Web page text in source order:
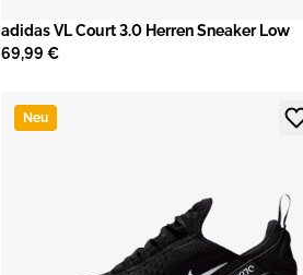
adidas VL Court 3.0 Herren Sneaker Low
69,99 €
Neu